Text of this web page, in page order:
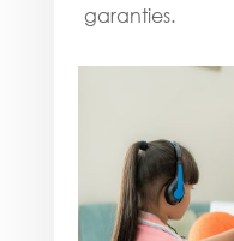
garanties.